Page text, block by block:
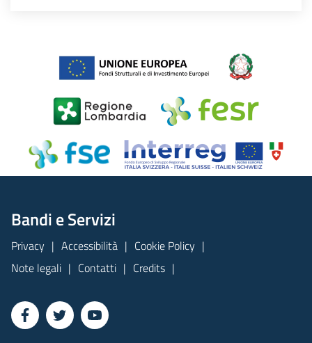
Bandi e Servizi
Privacy Accessibilità
Cookie Policy
Note legali
Contatti Credits